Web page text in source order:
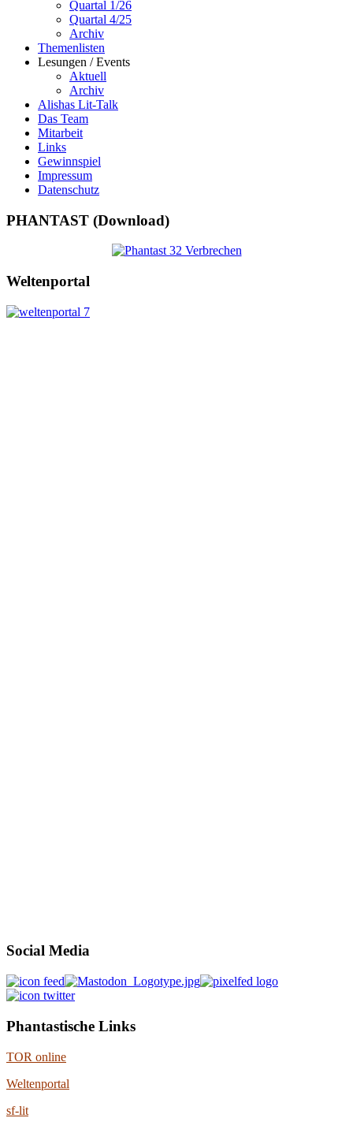
Quartal 1/26
Quartal 4/25
Archiv
Themenlisten
Lesungen / Events
Aktuell
Archiv
Alishas Lit-Talk
Das Team
Mitarbeit
Links
Gewinnspiel
Impressum
Datenschutz
PHANTAST (Download)
Weltenportal
Social Media
Phantastische Links
TOR online
Weltenportal
sf-lit